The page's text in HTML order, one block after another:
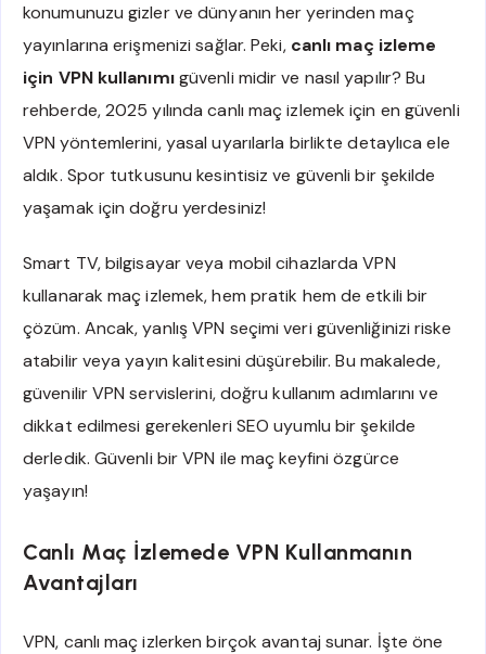
konumunuzu gizler ve dünyanın her yerinden maç
yayınlarına erişmenizi sağlar. Peki, canlı maç izleme
için VPN kullanımıgüvenli midir ve nasıl yapılır? Bu
rehberde, 2025 yılında canlı maç izlemek için en güvenli
VPN yöntemlerini, yasal uyarılarla birlikte detaylıca ele
aldık. Spor tutkusunu kesintisiz ve güvenli bir şekilde
yaşamak için doğru yerdesiniz!
Smart TV, bilgisayar veya mobil cihazlarda VPN
kullanarak maç izlemek, hem pratik hem de etkili bir
çözüm. Ancak, yanlış VPN seçimi veri güvenliğinizi riske
atabilir veya yayın kalitesini düşürebilir. Bu makalede,
güvenilir VPN servislerini, doğru kullanım adımlarını ve
dikkat edilmesi gerekenleri SEO uyumlu bir şekilde
derledik. Güvenli bir VPN ile maç keyfini özgürce
yaşayın!
Canlı Maç İzlemede VPN Kullanmanın
Avantajları
VPN, canlı maç izlerken birçok avantaj sunar. İşte öne